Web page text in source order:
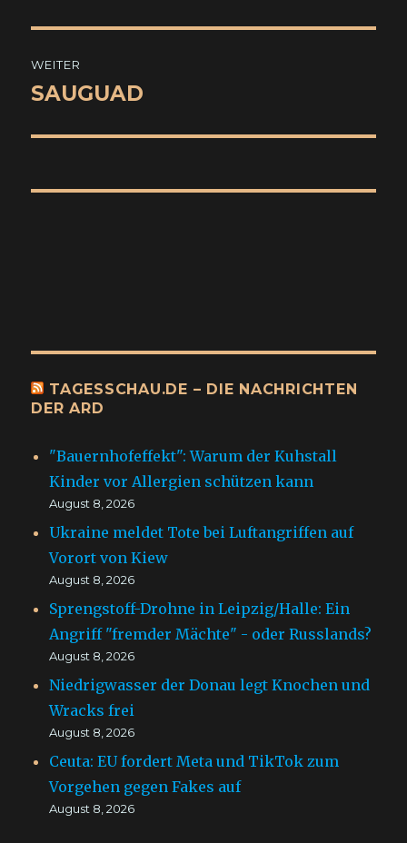
WEITER
Nächster
SAUGUAD
TAGESSCHAU.DE – DIE NACHRICHTEN
DER ARD
"Bauernhofeffekt": Warum der Kuhstall
Kinder vor Allergien schützen kann
August 8, 2026
Ukraine meldet Tote bei Luftangriffen auf
Vorort von Kiew
August 8, 2026
Sprengstoff-Drohne in Leipzig/Halle: Ein
Angriff "fremder Mächte" - oder Russlands?
August 8, 2026
Niedrigwasser der Donau legt Knochen und
Wracks frei
August 8, 2026
Ceuta: EU fordert Meta und TikTok zum
Vorgehen gegen Fakes auf
August 8, 2026